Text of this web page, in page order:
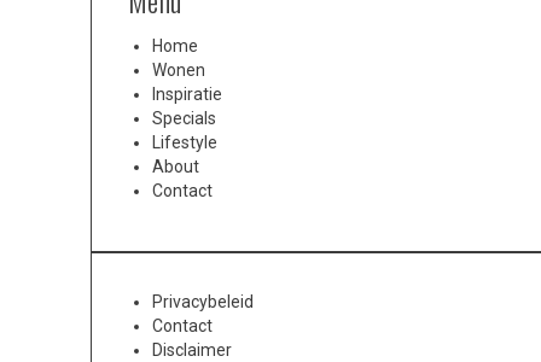
Home
Wonen
Inspiratie
Specials
Lifestyle
About
Contact
Privacybeleid
Contact
Disclaimer